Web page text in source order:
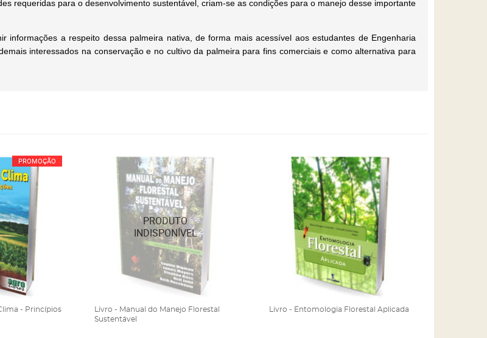
requeridas para o desenvolvimento sustentável, criam-se as condições para o manejo desse importante
informações a respeito dessa palmeira nativa, de forma mais acessível aos estudantes de Engenharia
interessados na conservação e no cultivo da palmeira para fins comerciais e como alternativa para
PROMOÇÃO
- Princípios
Livro - Manual do Manejo Florestal
Sustentável
Livro - Entomologia Florestal Aplicada